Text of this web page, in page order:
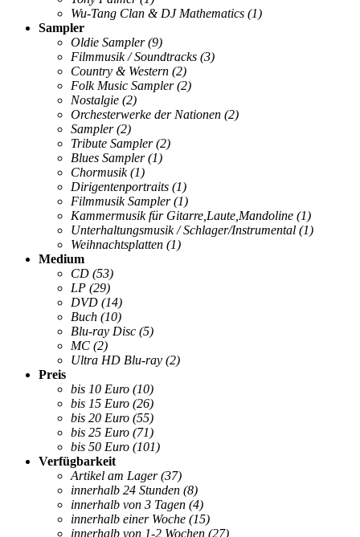
Wu-Tang Clan & DJ Mathematics (1)
Sampler
Oldie Sampler (9)
Filmmusik / Soundtracks (3)
Country & Western (2)
Folk Music Sampler (2)
Nostalgie (2)
Orchesterwerke der Nationen (2)
Sampler (2)
Tribute Sampler (2)
Blues Sampler (1)
Chormusik (1)
Dirigentenportraits (1)
Filmmusik Sampler (1)
Kammermusik für Gitarre,Laute,Mandoline (1)
Unterhaltungsmusik / Schlager/Instrumental (1)
Weihnachtsplatten (1)
Medium
CD (53)
LP (29)
DVD (14)
Buch (10)
Blu-ray Disc (5)
MC (2)
Ultra HD Blu-ray (2)
Preis
bis 10 Euro (10)
bis 15 Euro (26)
bis 20 Euro (55)
bis 25 Euro (71)
bis 50 Euro (101)
Verfügbarkeit
Artikel am Lager (37)
innerhalb 24 Stunden (8)
innerhalb von 3 Tagen (4)
innerhalb einer Woche (15)
innerhalb von 1-2 Wochen (27)